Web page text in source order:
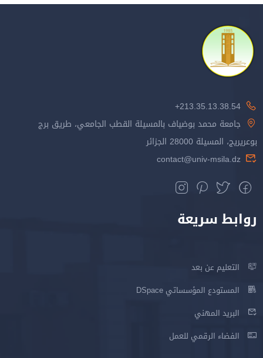
213.35.13.38.54+
جامعة محمد بوضياف بالمسيلة القطب الجامعي، طريق برج
بوعريريج، المسيلة 28000 الجزائر
contact@univ-msila.dz
روابط سريعة
التعليم عن بعد
المستودع المؤسساتي DSpace
البريد المهني
الفضاء الرقمي للعمل